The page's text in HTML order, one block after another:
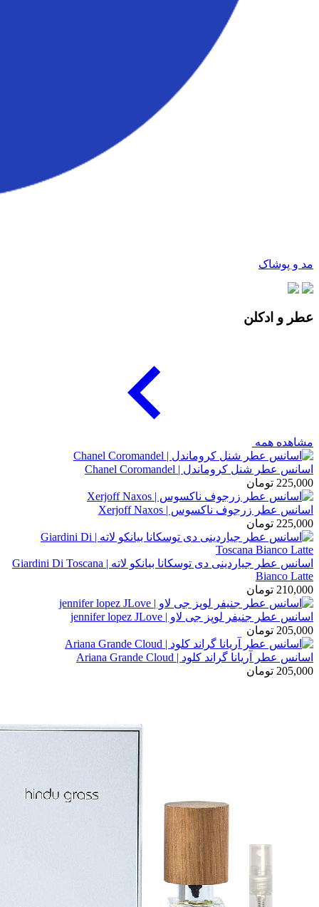
مد و پوشاک
عطر و ادکلن
مشاهده همه
اسانس عطر شنل کروماندل | Chanel Coromandel
225,000 تومان
اسانس عطر زرجوف ناکسوس | Xerjoff Naxos
225,000 تومان
اسانس عطر جیاردینی دی توسکانا بیانکو لاته | Giardini Di Toscana
Bianco Latte
210,000 تومان
اسانس عطر جنیفر لوپز جی لاو | jennifer lopez JLove
205,000 تومان
اسانس عطر آریانا گراند کلود | Ariana Grande Cloud
205,000 تومان